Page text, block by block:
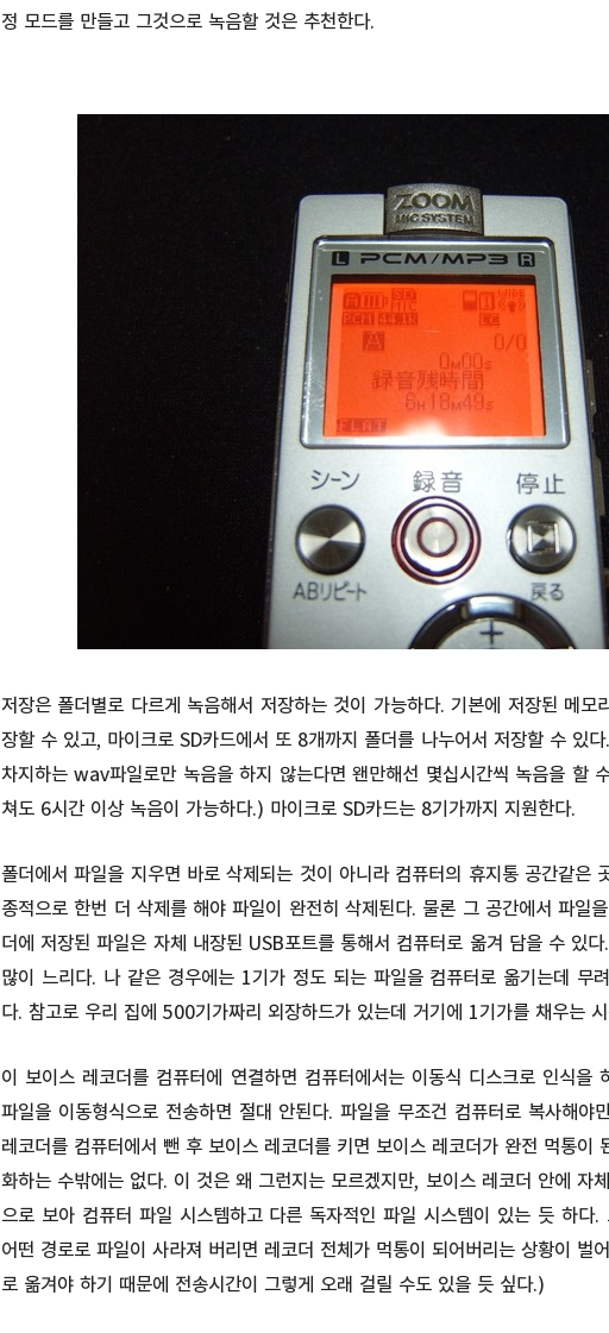
정 모드를 만들고 그것으로 녹음할 것은 추천한다.
저장은 폴더별로 다르게 녹음해서 저장하는 것이 가능하다. 기본에 저장된 메모
장할 수 있고, 마이크로 SD카드에서 또 8개까지 폴더를 나누어서 저장할 수 있
차지하는 wav파일로만 녹음을 하지 않는다면 왠만해선 몇십시간씩 녹음을 할
쳐도 6시간 이상 녹음이 가능하다.) 마이크로 SD카드는 8기가까지 지원한다.
폴더에서 파일을 지우면 바로 삭제되는 것이 아니라 컴퓨터의 휴지통 공간같은
종적으로 한번 더 삭제를 해야 파일이 완전히 삭제된다. 물론 그 공간에서 파일
더에 저장된 파일은 자체 내장된 USB포트를 통해서 컴퓨터로 옮겨 담을 수 있
많이 느리다. 나 같은 경우에는 1기가 정도 되는 파일을 컴퓨터로 옮기는데 무
다. 참고로 우리 집에 500기가짜리 외장하드가 있는데 거기에 1기가를 채우는
이 보이스 레코더를 컴퓨터에 연결하면 컴퓨터에서는 이동식 디스크로 인식을
파일을 이동형식으로 전송하면 절대 안된다. 파일을 무조건 컴퓨터로 복사해야
레코더를 컴퓨터에서 뺀 후 보이스 레코더를 키면 보이스 레코더가 완전 먹통이
화하는 수밖에는 없다. 이 것은 왜 그런지는 모르겠지만, 보이스 레코더 안에 자
으로 보아 컴퓨터 파일 시스템하고 다른 독자적인 파일 시스템이 있는 듯 하다
어떤 경로로 파일이 사라져 버리면 레코더 전체가 먹통이 되어버리는 상황이 벌
로 옮겨야 하기 때문에 전송시간이 그렇게 오래 걸릴 수도 있을 듯 싶다.)